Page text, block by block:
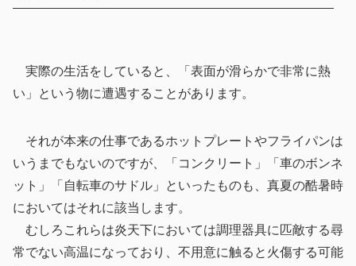
実際の生活をしていると、「表面が滑らかで非常に熱
い」という物に遭遇することがあります。
それが本来の仕事であるホットプレートやフライパンは
いうまでもないのですが、「コンクリート」「車のボンネ
ット」「自転車のサドル」といったものも、真夏の酷暑時
においてはそれに該当します。
むしろこれらは炎天下においては調理器具に匹敵する尋
常でない高温になっており、不用意に触ると火傷する可能